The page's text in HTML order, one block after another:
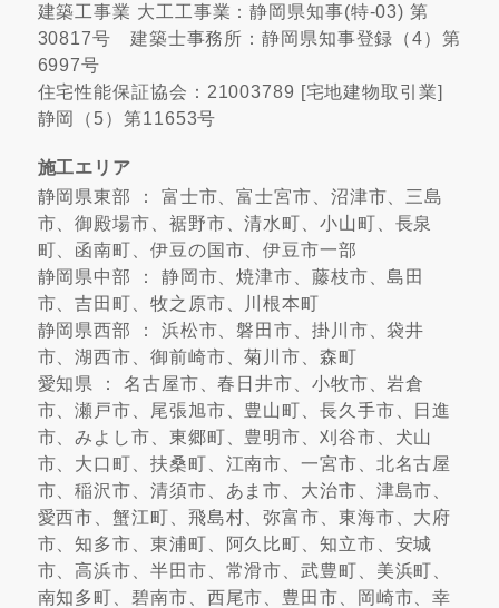
建築工事業 大工工事業：静岡県知事(特-03) 第
30817号 建築士事務所：静岡県知事登録（4）第
6997号
住宅性能保証協会：21003789 [宅地建物取引業]
静岡（5）第11653号
施工エリア
静岡県東部 ： 富士市、富士宮市、沼津市、三島
市、御殿場市、裾野市、清水町、小山町、長泉
町、函南町、伊豆の国市、伊豆市一部
静岡県中部 ： 静岡市、焼津市、藤枝市、島田
市、吉田町、牧之原市、川根本町
静岡県西部 ： 浜松市、磐田市、掛川市、袋井
市、湖西市、御前崎市、菊川市、森町
愛知県 ： 名古屋市、春日井市、小牧市、岩倉
市、瀬戸市、尾張旭市、豊山町、長久手市、日進
市、みよし市、東郷町、豊明市、刈谷市、犬山
市、大口町、扶桑町、江南市、一宮市、北名古屋
市、稲沢市、清須市、あま市、大治市、津島市、
愛西市、蟹江町、飛島村、弥富市、東海市、大府
市、知多市、東浦町、阿久比町、知立市、安城
市、高浜市、半田市、常滑市、武豊町、美浜町、
南知多町、碧南市、西尾市、豊田市、岡崎市、幸